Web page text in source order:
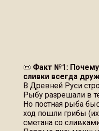
📜 Факт №1: Почему
сливки всегда
В Древней Руси
Рыбу разрешали в
Но постная рыба
ход пошли грибы
сметана со